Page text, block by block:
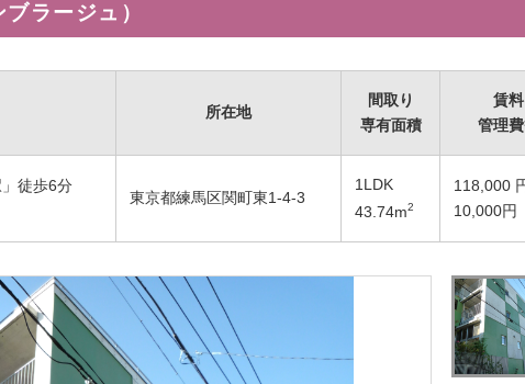
ラージュ）
所在地
間取り
専有面積
賃料
管理
徒歩6分
東京都練馬区関町東1-4-3
1LDK
43.74m2
118,000
10,000円